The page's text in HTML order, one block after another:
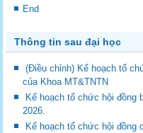
End
Thông tin sau đại học
(Điều chỉnh) Kế hoạch tổ
của Khoa MT&TNTN
Kế hoạch tổ chức hội đồng
2026.
Kế hoạch tổ chức hội đồng